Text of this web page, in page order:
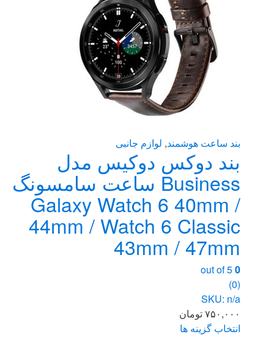
محصول
انتخاب
بند ساعت هوشمند, لوازم جانبی
بند دوکس دوکیس مدل
Business ساعت سامسونگ
Galaxy Watch 6 40mm /
44mm / Watch 6 Classic
43mm / 47mm
0
(0)
SKU: n/a
۷۵۰,۰۰۰تومان
انتخاب گزینه ها